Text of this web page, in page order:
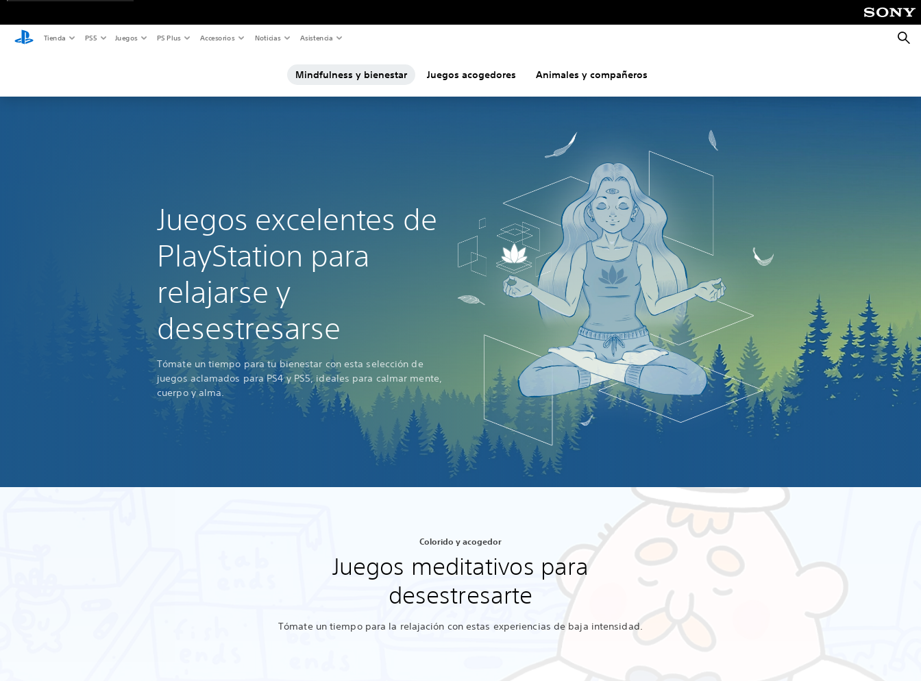
Tienda PS5 Juegos PS Plus Accesorios Noticias Asistencia
Mindfulness y bienestar Juegos acogedores Animales y compañeros
Juegos excelentes de
PlayStation para
relajarse y
desestresarse
Tómate un tiempo para tu bienestar con esta selección de
juegos aclamados para PS4 y PS5, ideales para calmar mente,
cuerpo y alma.
Colorido y acogedor
Juegos meditativos para
desestresarte
Tómate un tiempo para la relajación con estas experiencias de baja intensidad.